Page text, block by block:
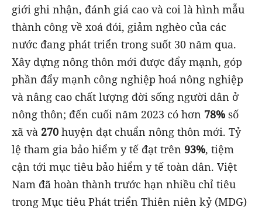
giới ghi nhận, đánh giá cao và coi là hình mẫu
thành công về xoá đói, giảm nghèo của các
nước đang phát triển trong suốt 30 năm qua.
Xây dựng nông thôn mới được đẩy mạnh, góp
phần đẩy mạnh công nghiệp hoá nông nghiệp
và nâng cao chất lượng đời sống người dân ở
nông thôn; đến cuối năm 2023 có hơn 78% số
xã và 270 huyện đạt chuẩn nông thôn mới. Tỷ
lệ tham gia bảo hiểm y tế đạt trên 93%, tiệm
cận tới mục tiêu bảo hiểm y tế toàn dân. Việt
Nam đã hoàn thành trước hạn nhiều chỉ tiêu
trong Mục tiêu Phát triển Thiên niên kỷ (MDG)